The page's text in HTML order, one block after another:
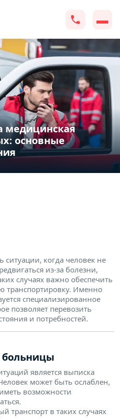
медицинская
основные
ситуации, когда человек не
из-за болезни,
случаях важно обеспечить
транспортировку. Именно
специализированное
позволяет перевозить
и потребностей.
больницы
является выписка
может быть ослаблен,
возможности
транспорт в таких случаях